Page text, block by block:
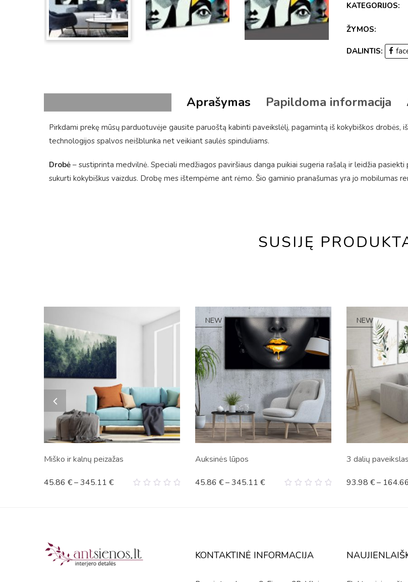
KATEGORIJOS:
ŽYMOS:
DALINTIS:
Aprašymas Papildoma informacija
Pirkdami prekę mūsų parduotuvėje gausite paruoštą kabinti paveikslėlį, pagamintą iš kokybiškos
technologijos spalvos neišblunka net veikiant saulės spinduliams.
Drobė – sustiprinta medvilnė. Speciali medžiagos paviršiaus danga puikiai sugeria rašalą ir leidžia
sukurti kokybiškus vaizdus. Drobę mes ištempėme ant rėmo. Šio gaminio pranašumas yra jo mobilumas
SUSIJĘ
Miško ir kalnų peizažas
45.86 €–345.11 €
NEW
Auksinės lūpos
45.86 €–345.11 €
NEW
3 dalių
93.98 €–
KONTAKTINĖ INFORMACIJA